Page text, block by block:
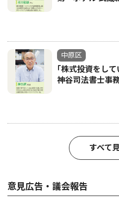
中原区
｢株式投資をし
神谷司法書士事
すべて
意見広告・議会報告